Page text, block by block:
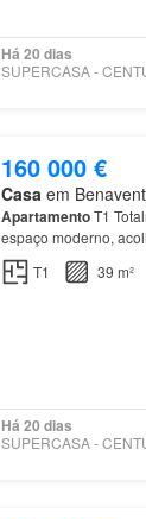
Há 20 dias
160 000 €
Casa em
ApartamentoT1
espaço moderno,
atualmente
T1 39 m²
Há 20 dias